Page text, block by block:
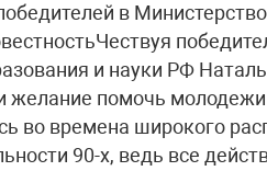
в
и науки РФ
желание помочь
во времена широкого
90-х, ведь все